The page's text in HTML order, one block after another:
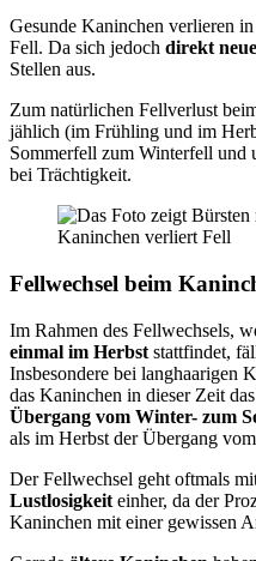
Gesunde Kaninchen verlieren
Fell. Da sich jedoch direkt
Stellen aus.
Zum natürlichen Fellverlust
jählich (im Frühling und im
Sommerfell zum Winterfell und
bei Trächtigkeit.
Fellwechsel beim
Im Rahmen des Fellwechsels,
einmal im Herbst stattfindet,
Insbesondere bei langhaarigen
das Kaninchen in dieser Zeit
Übergang vom Winter- zum
als im Herbst der Übergang
Der Fellwechsel geht oftmals
Lustlosigkeit einher, da der
Kaninchen mit einer gewissen